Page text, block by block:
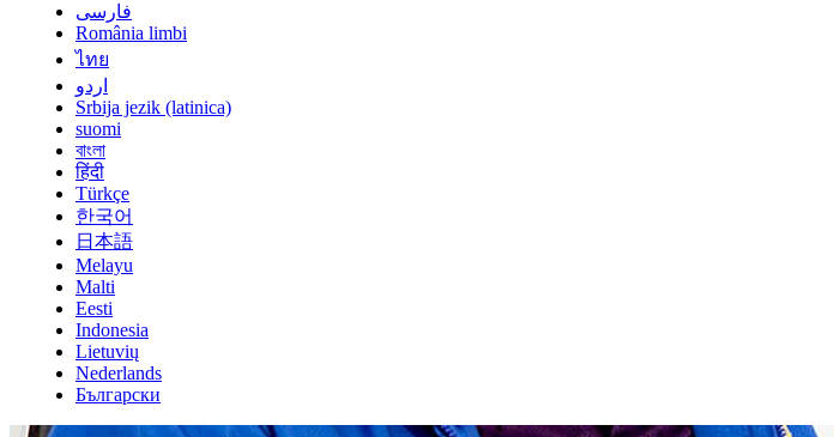
فارسی
România limbi
ไทย
اردو
Srbija jezik (latinica)
suomi
বাংলা
हिंदी
Türkçe
한국어
日本語
Melayu
Malti
Eesti
Indonesia
Lietuvių
Nederlands
Български